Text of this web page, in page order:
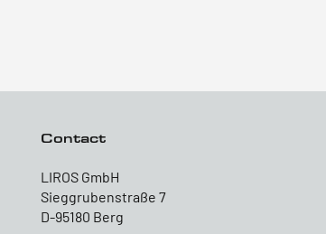
Contact
LIROS GmbH
Sieggrubenstraße 7
D-95180 Berg